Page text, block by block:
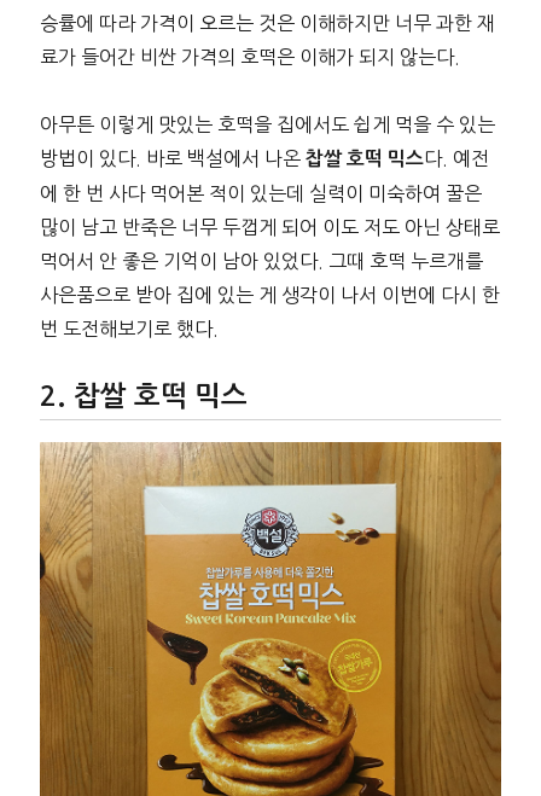
승률에 따라 가격이 오르는 것은 이해하지만 너무 과한 재
료가 들어간 비싼 가격의 호떡은 이해가 되지 않는다.
아무튼 이렇게 맛있는 호떡을 집에서도 쉽게 먹을 수 있는
방법이 있다. 바로 백설에서 나온 찹쌀 호떡 믹스다. 예전
에 한 번 사다 먹어본 적이 있는데 실력이 미숙하여 꿀은
많이 남고 반죽은 너무 두껍게 되어 이도 저도 아닌 상태로
먹어서 안 좋은 기억이 남아 있었다. 그때 호떡 누르개를
사은품으로 받아 집에 있는 게 생각이 나서 이번에 다시 한
번 도전해보기로 했다.
찹쌀 호떡 믹스